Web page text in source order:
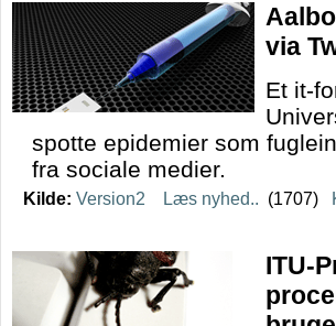
via
Et it-
spotte epidemier som
fra sociale medier.
Kilde: Version2 Læs nyhed.. (1707)
ITU-